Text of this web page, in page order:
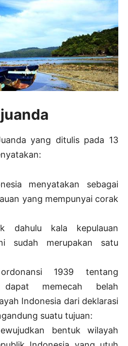
yang ditulis pada 13
menyatakan sebagai
yang mempunyai corak
dahulu kala kepulauan
sudah merupakan satu
1939 tentang
dapat memecah belah
Indonesia dari deklarasi
suatu tujuan:
bentuk wilayah